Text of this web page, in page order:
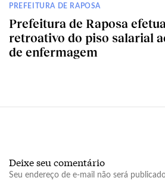
PREFEITURA DE RAPOSA
Prefeitura de Raposa
retroativo do piso salarial
de enfermagem
Deixe seu comentário
Seu endereço de e-mail não será